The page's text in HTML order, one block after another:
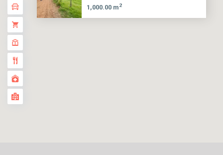
1,000.00 m2